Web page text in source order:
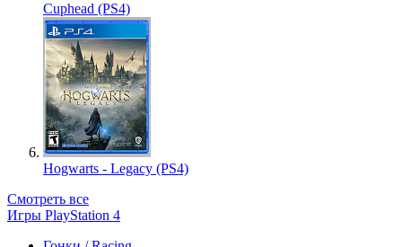
Cuphead (PS4)
Hogwarts - Legacy (PS4)
Смотреть все
Игры PlayStation 4